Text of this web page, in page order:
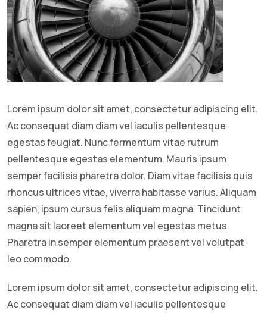
Lorem ipsum dolor sit amet, consectetur adipiscing elit.
Ac consequat diam diam vel iaculis pellentesque
egestas feugiat. Nunc fermentum vitae rutrum
pellentesque egestas elementum. Mauris ipsum
semper facilisis pharetra dolor. Diam vitae facilisis quis
rhoncus ultrices vitae, viverra habitasse varius. Aliquam
sapien, ipsum cursus felis aliquam magna. Tincidunt
magna sit laoreet elementum vel egestas metus.
Pharetra in semper elementum praesent vel volutpat
leo commodo.
Lorem ipsum dolor sit amet, consectetur adipiscing elit.
Ac consequat diam diam vel iaculis pellentesque